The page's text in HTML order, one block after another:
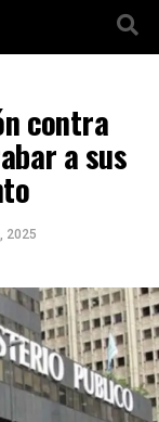
contra
a sus
2025